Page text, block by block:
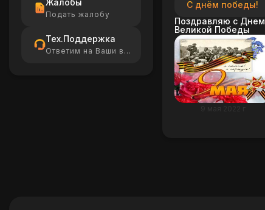
Жалобы
Подать жалобу
Тех.Поддержка
Ответим на Ваши вопросы
С днём победы!
Поздравляю с Днем
Великой Победы